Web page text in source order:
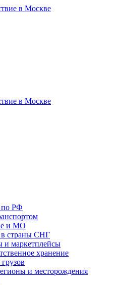
по РФ
и МО
в страны СНГ
и маркетплейсы
хранение
и месторождения